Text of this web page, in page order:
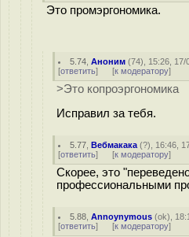
Это промэргономика.
5.74 ,Аноним (74), 15:26, 17/
[ответить] [к модератору]
>Это копроэргономика
Исправил за тебя.
5.77 ,Вебмакака (?), 16:46,
[ответить] [к модератору]
Скорее, это
профессиональными
5.88 ,Annoynymous (ok),
[ответить] [к модератору]